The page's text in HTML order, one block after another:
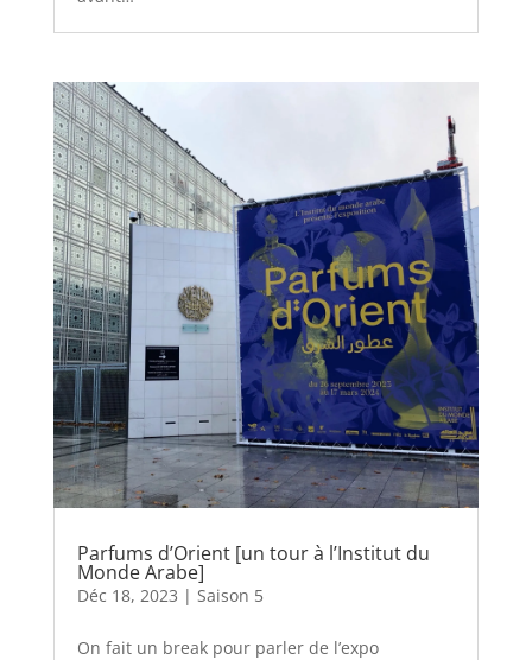
Parfums d’Orient [un tour à l’Institut du
Monde Arabe]
Déc 18, 2023 | Saison 5
On fait un break pour parler de l’expo